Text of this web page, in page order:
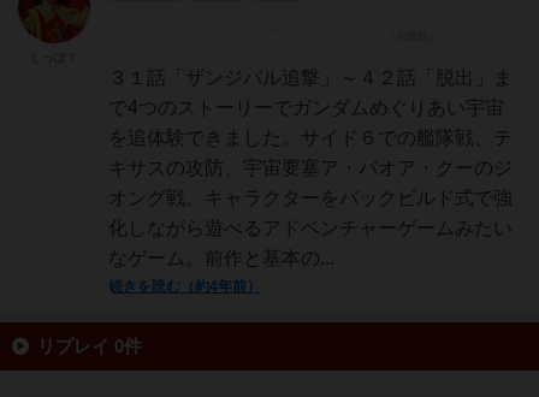
３１話「ザンジバル追撃」～４２話「脱出」ま
で4つのストーリーでガンダムめぐりあい宇宙
を追体験できました。サイド６での艦隊戦、テ
キサスの攻防、宇宙要塞ア・バオア・クーのジ
オング戦。キャラクターをバックビルド式で強
化しながら遊べるアドベンチャーゲームみたい
なゲーム。前作と基本の...
続きを読む（約4年前）
リプレイ 0件